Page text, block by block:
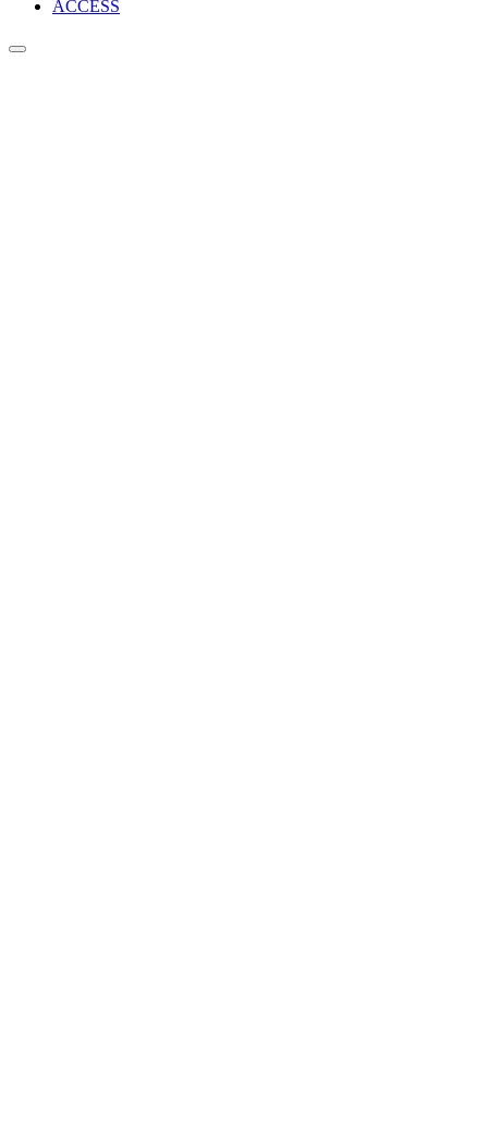
ACCESS